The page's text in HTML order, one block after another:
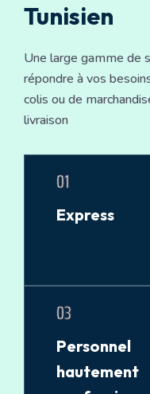
Tunisien
Une large gamme de
répondre à vos
colis ou de
livraison
01
Express
03
Personnel
hautement